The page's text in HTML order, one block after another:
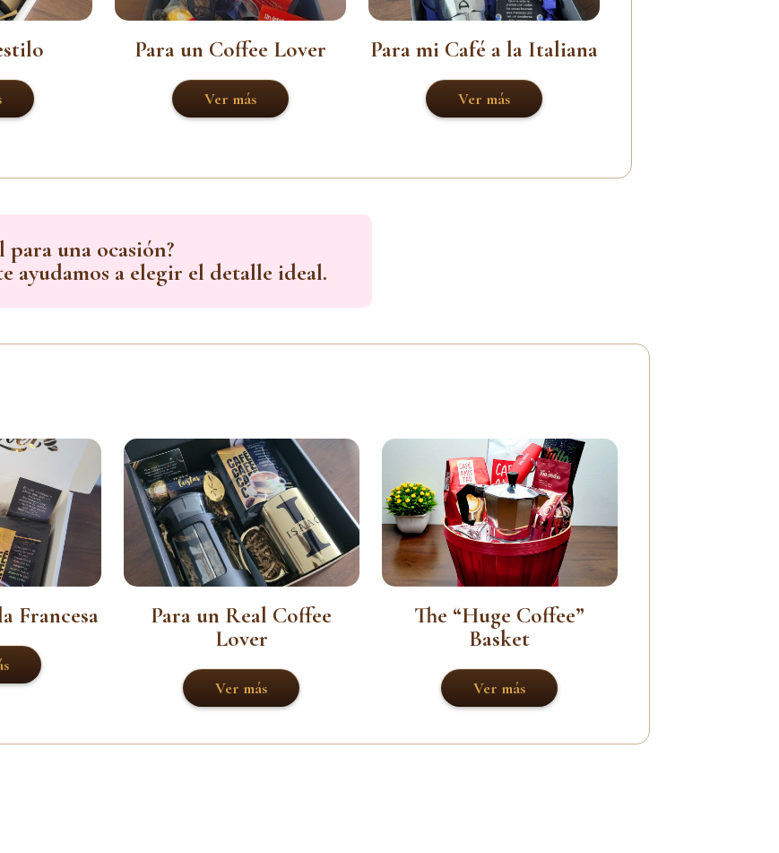
Para un Coffee Lover
Ver más
Para mi Café a la Italiana
Ver más
para una ocasión?
ayudamos a elegir el detalle ideal.
Francesa
Para un Real Coffee
Lover
Ver más
The “Huge Coffee”
Basket
Ver más